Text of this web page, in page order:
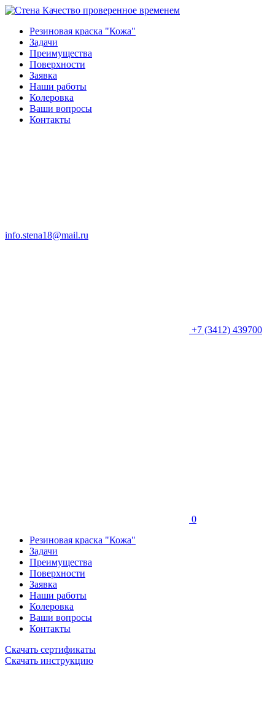
Качество проверенное временем
Резиновая краска "Кожа"
Задачи
Преимущества
Поверхности
Заявка
Наши работы
Колеровка
Ваши вопросы
Контакты
info.stena18@mail.ru
+7 (3412) 439700
0
Резиновая краска "Кожа"
Задачи
Преимущества
Поверхности
Заявка
Наши работы
Колеровка
Ваши вопросы
Контакты
Скачать сертификаты
Скачать инструкцию